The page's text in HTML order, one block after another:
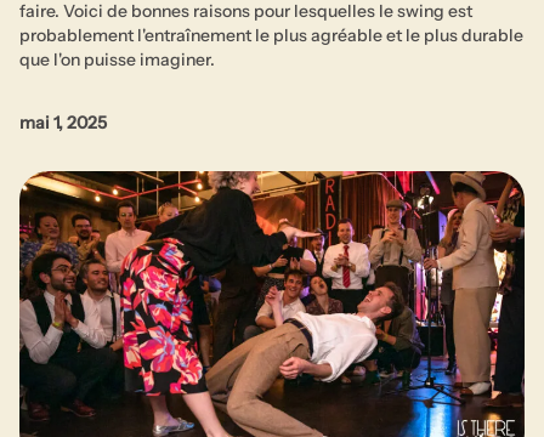
faire. Voici de bonnes raisons pour lesquelles le swing est
probablement l'entraînement le plus agréable et le plus durable
que l'on puisse imaginer.
mai 1, 2025